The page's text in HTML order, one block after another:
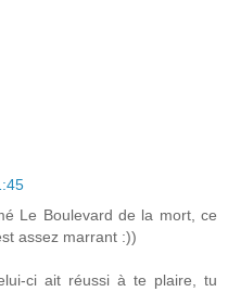
Le Boulevard de la mort, ce
assez marrant :))
ci ait réussi à te plaire, tu